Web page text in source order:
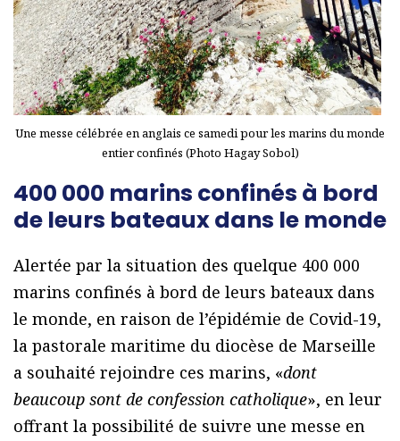
Une messe célébrée en anglais ce samedi pour les marins du monde
entier confinés (Photo Hagay Sobol)
400 000 marins confinés à bord
de leurs bateaux dans le monde
Alertée par la situation des quelque 400 000
marins confinés à bord de leurs bateaux dans
le monde, en raison de l’épidémie de Covid-19,
la pastorale maritime du diocèse de Marseille
a souhaité rejoindre ces marins, «dont
beaucoup sont de confession catholique», en leur
offrant la possibilité de suivre une messe en